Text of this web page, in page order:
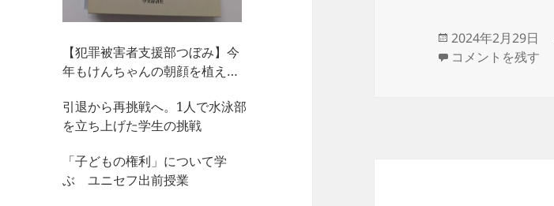
【犯罪被害者支援部つぼみ】今
年もけんちゃんの朝顔を植えま
引退から再挑戦へ。1人で水泳部
を立ち上げた学生の挑戦
「子どもの権利」について学
ぶ ユニセフ出前授業
投
稿
2024年2月29日
中学生向け啓発
コメントを残す